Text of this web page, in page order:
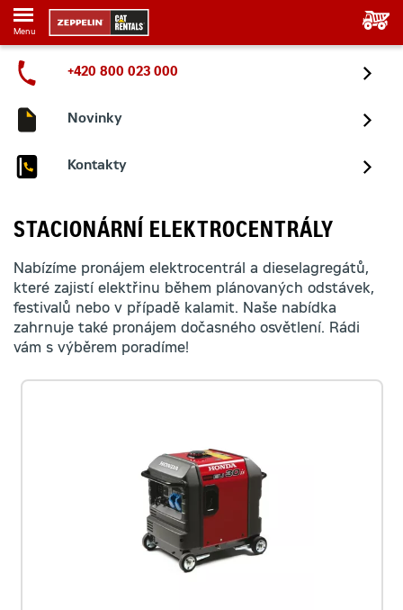
Menu
+420 800 023 000
Novinky
Kontakty
STACIONÁRNÍ ELEKTROCENTRÁLY
Nabízíme pronájem elektrocentrál a dieselagregátů,
které zajistí elektřinu během plánovaných odstávek,
festivalů nebo v případě kalamit. Naše nabídka
zahrnuje také pronájem dočasného osvětlení. Rádi
vám s výběrem poradíme!